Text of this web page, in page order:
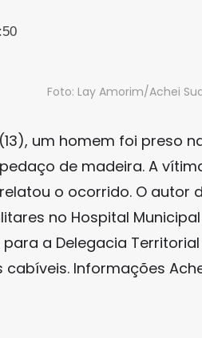
Foto: Lay Amorim/Achei
um homem foi preso
de madeira. A
o ocorrido. O autor
no Hospital
a Delegacia
Informações